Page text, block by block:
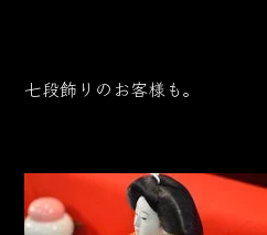
七段飾りのお客様も。